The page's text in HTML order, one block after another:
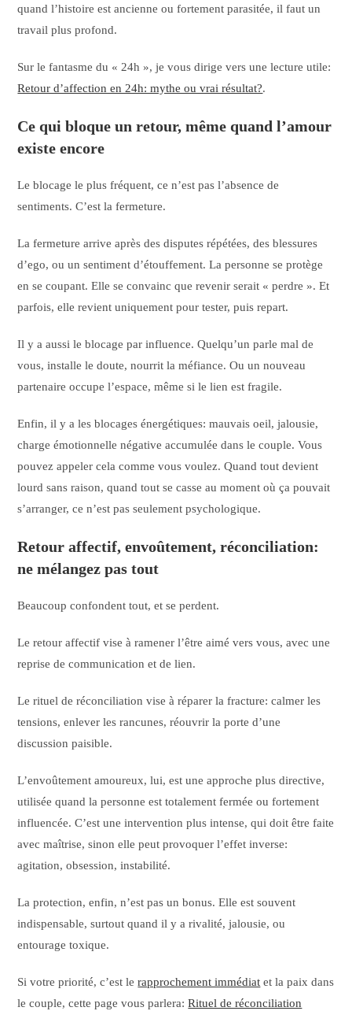
quand l’histoire est ancienne ou fortement parasitée, il faut un
travail plus profond.
Sur le fantasme du « 24h », je vous dirige vers une lecture utile:
Retour d’affection en 24h: mythe ou vrai résultat?.
Ce qui bloque un retour, même quand l’amour
existe encore
Le blocage le plus fréquent, ce n’est pas l’absence de
sentiments. C’est la fermeture.
La fermeture arrive après des disputes répétées, des blessures
d’ego, ou un sentiment d’étouffement. La personne se protège
en se coupant. Elle se convainc que revenir serait « perdre ». Et
parfois, elle revient uniquement pour tester, puis repart.
Il y a aussi le blocage par influence. Quelqu’un parle mal de
vous, installe le doute, nourrit la méfiance. Ou un nouveau
partenaire occupe l’espace, même si le lien est fragile.
Enfin, il y a les blocages énergétiques: mauvais oeil, jalousie,
charge émotionnelle négative accumulée dans le couple. Vous
pouvez appeler cela comme vous voulez. Quand tout devient
lourd sans raison, quand tout se casse au moment où ça pouvait
s’arranger, ce n’est pas seulement psychologique.
Retour affectif, envoûtement, réconciliation:
ne mélangez pas tout
Beaucoup confondent tout, et se perdent.
Le retour affectif vise à ramener l’être aimé vers vous, avec une
reprise de communication et de lien.
Le rituel de réconciliation vise à réparer la fracture: calmer les
tensions, enlever les rancunes, réouvrir la porte d’une
discussion paisible.
L’envoûtement amoureux, lui, est une approche plus directive,
utilisée quand la personne est totalement fermée ou fortement
influencée. C’est une intervention plus intense, qui doit être faite
avec maîtrise, sinon elle peut provoquer l’effet inverse:
agitation, obsession, instabilité.
La protection, enfin, n’est pas un bonus. Elle est souvent
indispensable, surtout quand il y a rivalité, jalousie, ou
entourage toxique.
Si votre priorité, c’est lerapprochement immédiat et la paix dans
le couple, cette page vous parlera:Rituel de réconciliation